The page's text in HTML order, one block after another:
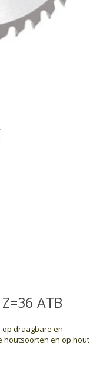
ATB
draagbare en
houtsoorten en op hout